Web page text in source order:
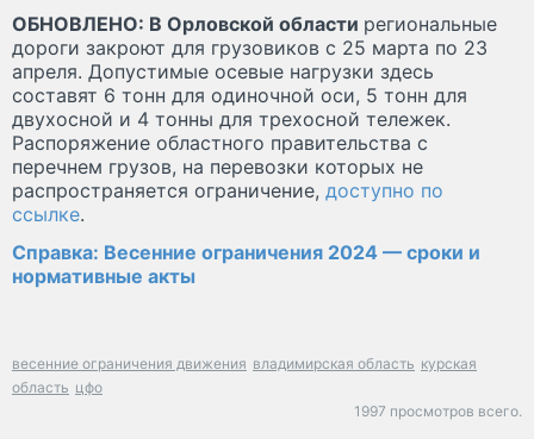
ОБНОВЛЕНО: В Орловской области региональные
дороги закроют для грузовиков с 25 марта по 23
апреля. Допустимые осевые нагрузки здесь
составят 6 тонн для одиночной оси, 5 тонн для
двухосной и 4 тонны для трехосной тележек.
Распоряжение областного правительства с
перечнем грузов, на перевозки которых не
распространяется ограничение, доступно по
ссылке.
Справка: Весенние ограничения 2024 — сроки и
нормативные акты
весенние ограничения движения владимирская область курская
область цфо
1997 просмотров всего.